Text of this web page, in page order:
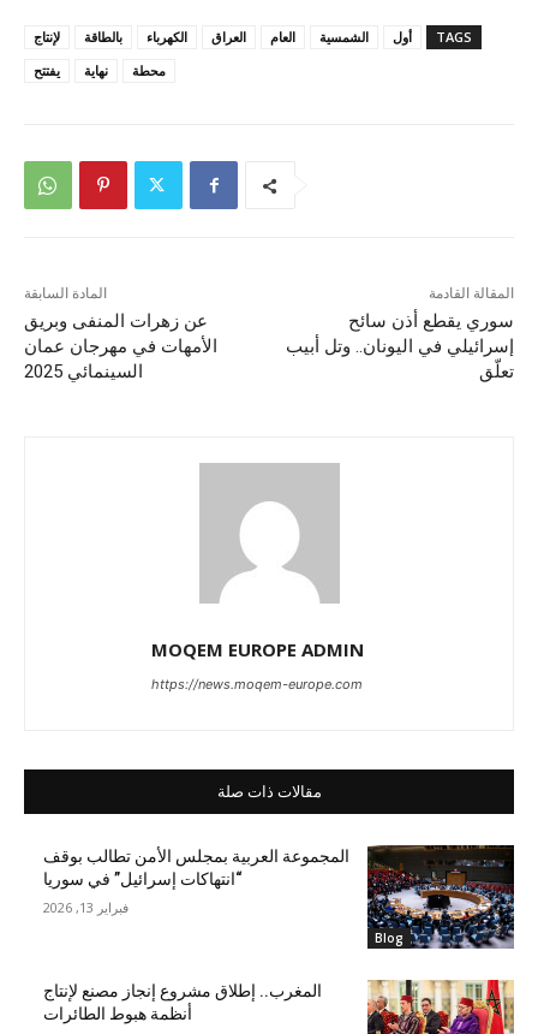
TAGS أول الشمسية العام العراق الكهرباء بالطاقة
لإنتاج
محطة
نهاية يفتتح
المادة السابقة
عن زهرات المنفى وبريق
الأمهات في مهرجان عمان
السينمائي 2025
المقالة القادمة
سوري يقطع أذن سائح
إسرائيلي في اليونان.. وتل أبيب
تعلّق
MOQEM EUROPE ADMIN
https://news.moqem-europe.com
مقالات ذات صلة
Blog
المجموعة العربية بمجلس الأمن تطالب بوقف
“انتهاكات إسرائيل” في سوريا
فبراير 13, 2026
المغرب.. إطلاق مشروع إنجاز مصنع لإنتاج
أنظمة هبوط الطائرات